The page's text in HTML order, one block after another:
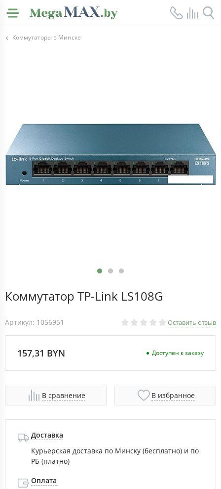
Коммутаторы в Минске
Коммутатор TP-Link LS108G
Артикул: 1056951 Оставить отзыв
157,31 BYN Доступен к заказу
В сравнение В избранное
Доставка
Курьерская доставка по Минску (бесплатно) и по
РБ (платно)
Оплата